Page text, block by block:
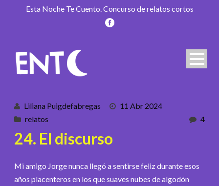
Esta Noche Te Cuento. Concurso de relatos cortos
Liliana Puigdefabregas
11 Abr 2024
relatos
4
24. El discurso
Mi amigo Jorge nunca llegó a sentirse feliz durante esos
años placenteros en los que suaves nubes de algodón